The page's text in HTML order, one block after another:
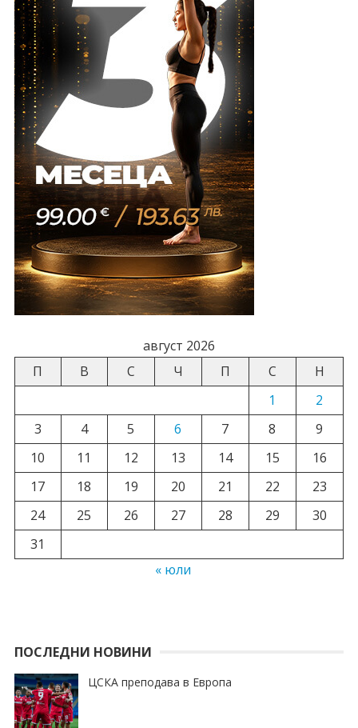
август 2026
П
В С Ч П С
Н
1
2
3
4 5 6 7 8
9
10
11 12 13 14 15
16
17
18 19 20 21 22
23
24
25 26 27 28 29
30
31
« юли
ПОСЛЕДНИ НОВИНИ
ЦСКА преподава в Европа